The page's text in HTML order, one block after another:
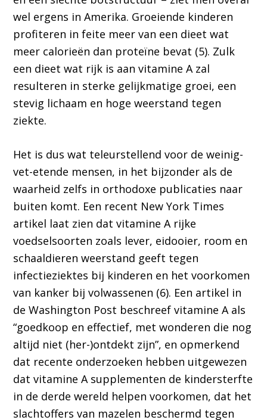
wel ergens in Amerika. Groeiende kinderen
profiteren in feite meer van een dieet wat
meer calorieën dan proteïne bevat (5). Zulk
een dieet wat rijk is aan vitamine A zal
resulteren in sterke gelijkmatige groei, een
stevig lichaam en hoge weerstand tegen
ziekte.
Het is dus wat teleurstellend voor de weinig-
vet-etende mensen, in het bijzonder als de
waarheid zelfs in orthodoxe publicaties naar
buiten komt. Een recent New York Times
artikel laat zien dat vitamine A rijke
voedselsoorten zoals lever, eidooier, room en
schaaldieren weerstand geeft tegen
infectieziektes bij kinderen en het voorkomen
van kanker bij volwassenen (6). Een artikel in
de Washington Post beschreef vitamine A als
“goedkoop en effectief, met wonderen die nog
altijd niet (her-)ontdekt zijn”, en opmerkend
dat recente onderzoeken hebben uitgewezen
dat vitamine A supplementen de kindersterfte
in de derde wereld helpen voorkomen, dat het
slachtoffers van mazelen beschermd tegen